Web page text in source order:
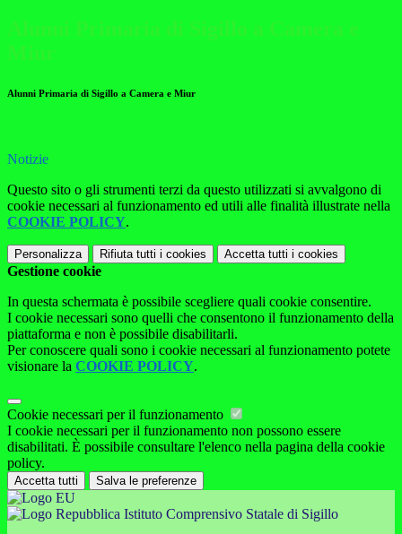
Alunni Primaria di Sigillo a Camera e
Miur
Alunni Primaria di Sigillo a Camera e Miur
Notizie
Questo sito o gli strumenti terzi da questo utilizzati si avvalgono di
cookie necessari al funzionamento ed utili alle finalità illustrate nella
COOKIE POLICY.
Personalizza Rifiuta tutti i cookies Accetta tutti i cookies
Gestione cookie
In questa schermata è possibile scegliere quali cookie consentire.
I cookie necessari sono quelli che consentono il funzionamento della
piattaforma e non è possibile disabilitarli.
Per conoscere quali sono i cookie necessari al funzionamento potete
visionare la COOKIE POLICY.
Cookie necessari per il funzionamento
I cookie necessari per il funzionamento non possono essere
disabilitati. È possibile consultare l'elenco nella pagina della cookie
policy.
Accetta tutti Salva le preferenze
Istituto Comprensivo Statale di Sigillo